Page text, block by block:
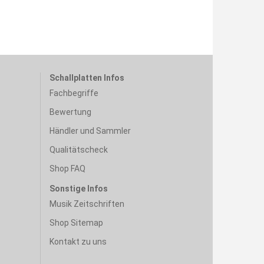
Schallplatten Infos
Fachbegriffe
Bewertung
Händler und Sammler
Qualitätscheck
Shop FAQ
Sonstige Infos
Musik Zeitschriften
Shop Sitemap
Kontakt zu uns